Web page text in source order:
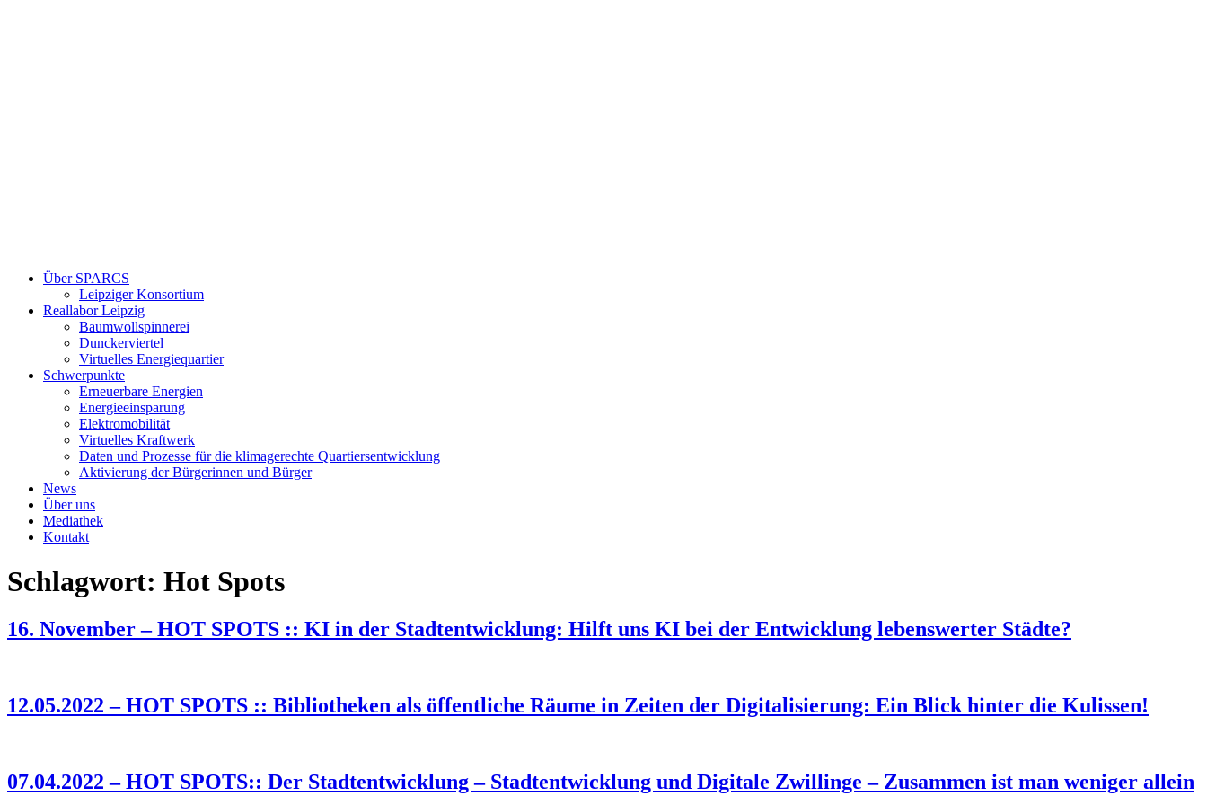
Über SPARCS
Leipziger Konsortium
Reallabor Leipzig
Baumwollspinnerei
Dunckerviertel
Virtuelles Energiequartier
Schwerpunkte
Erneuerbare Energien
Energieeinsparung
Elektromobilität
Virtuelles Kraftwerk
Daten und Prozesse für die klimagerechte Quartiersentwicklung
Aktivierung der Bürgerinnen und Bürger
News
Über uns
Mediathek
Kontakt
Schlagwort: Hot Spots
16. November – HOT SPOTS :: KI in der Stadtentwicklung: Hilft uns KI bei der Entwicklung lebenswerter Städte?
12.05.2022 – HOT SPOTS :: Bibliotheken als öffentliche Räume in Zeiten der Digitalisierung: Ein Blick hinter die Kulissen!
07.04.2022 – HOT SPOTS:: Der Stadtentwicklung – Stadtentwicklung und Digitale Zwillinge – Zusammen ist man weniger allein